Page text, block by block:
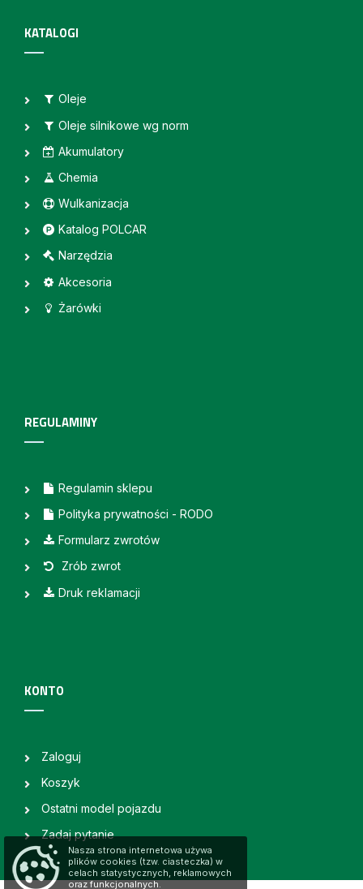
KATALOGI
Oleje
Oleje silnikowe wg norm
Akumulatory
Chemia
Wulkanizacja
Katalog POLCAR
Narzędzia
Akcesoria
Żarówki
REGULAMINY
Regulamin sklepu
Polityka prywatności - RODO
Formularz zwrotów
Zrób zwrot
Druk reklamacji
KONTO
Zaloguj
Koszyk
Ostatni model pojazdu
Zadaj pytanie
Nasza strona internetowa używa
plików cookies (tzw. ciasteczka) w
celach statystycznych, reklamowych
oraz funkcjonalnych.